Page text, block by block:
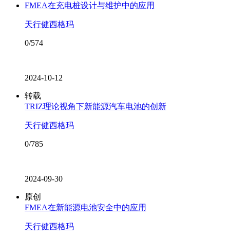
FMEA在充电桩设计与维护中的应用
天行健西格玛
0/574
2024-10-12
转载
TRIZ理论视角下新能源汽车电池的创新
天行健西格玛
0/785
2024-09-30
原创
FMEA在新能源电池安全中的应用
天行健西格玛